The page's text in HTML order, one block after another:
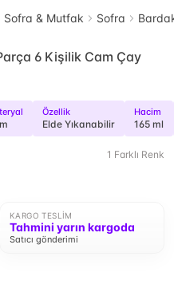
Sofra & Mutfak Sofra
6 Kişilik Cam Çay
Özellik
Elde Yıkanabilir
Hacim
165 ml
1 Farklı Renk
KARGO TESLIM
Tahmini yarın kargoda
Satıcı gönderimi